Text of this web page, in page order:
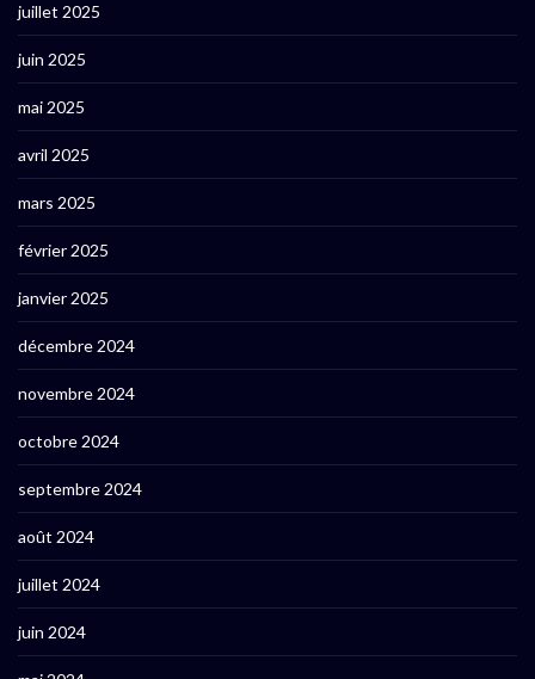
juillet 2025
juin 2025
mai 2025
avril 2025
mars 2025
février 2025
janvier 2025
décembre 2024
novembre 2024
octobre 2024
septembre 2024
août 2024
juillet 2024
juin 2024